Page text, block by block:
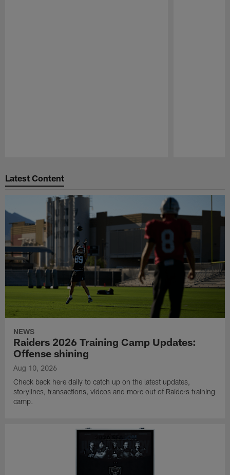
Latest Content
NEWS
Raiders 2026 Training Camp Updates:
Offense shining
Aug 10, 2026
Check back here daily to catch up on the latest updates,
storylines, transactions, videos and more out of Raiders training
camp.